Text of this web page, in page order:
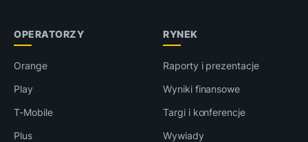
OPERATORZY
Orange
Play
T-Mobile
Plus
RYNEK
Raporty i prezentacje
Wyniki finansowe
Targi i konferencje
Wywiady